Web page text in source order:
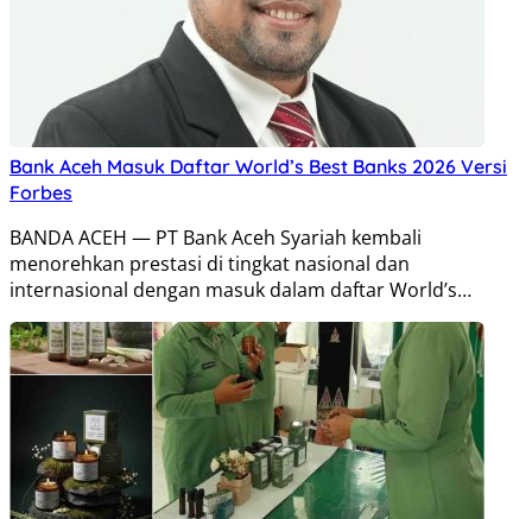
Bank Aceh Masuk Daftar World’s Best Banks 2026 Versi
Forbes
BANDA ACEH — PT Bank Aceh Syariah kembali
menorehkan prestasi di tingkat nasional dan
internasional dengan masuk dalam daftar World’s…